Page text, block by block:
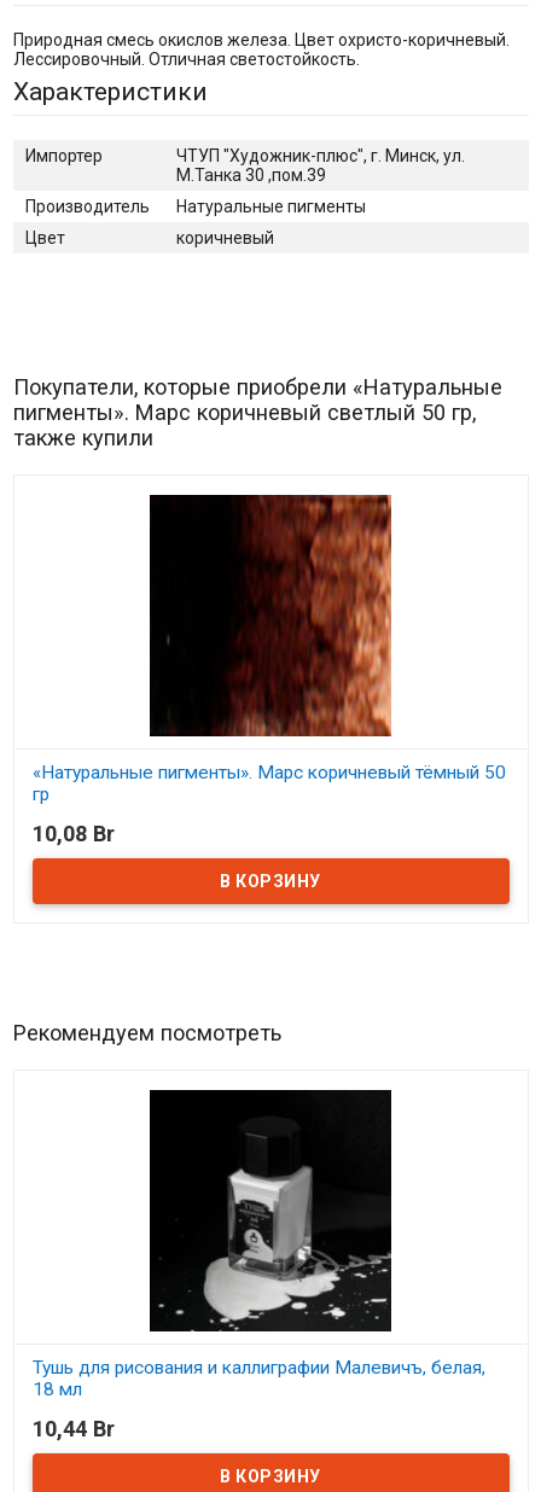
Природная смесь окислов железа. Цвет охристо-коричневый.
Лессировочный. Отличная светостойкость.
Характеристики
Импортер
ЧТУП "Художник-плюс", г. Минск, ул.
М.Танка 30 ,пом.39
Производитель
Натуральные пигменты
Цвет
коричневый
Покупатели, которые приобрели «Натуральные
пигменты». Марс коричневый светлый 50 гр,
также купили
«Натуральные пигменты». Марс коричневый тёмный 50
гр
В наличии
10,08 Br
Рекомендуем посмотреть
Тушь для рисования и каллиграфии Малевичъ, белая,
18 мл
В наличии
10,44 Br